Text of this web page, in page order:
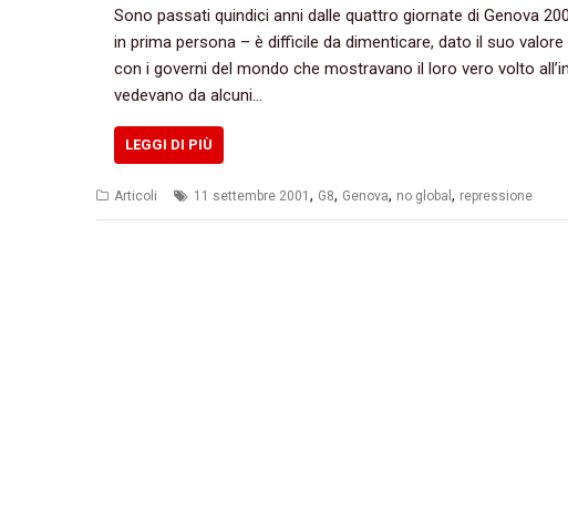
Sono passati quindici anni dalle quattro giornate di Genova‭
in prima persona‭ – ‬è difficile da dimenticare,‭ ‬dato il suo
‬con i governi del mondo che mostravano il loro vero volto
vedevano da alcuni…
LEGGI DI PIÙ
Articoli 11 settembre 2001 , G8, Genova, no global , repressione